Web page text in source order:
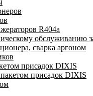
R404a
обслуживанию
сварка аргоном
присадок DIXIS
присадок DIXIS